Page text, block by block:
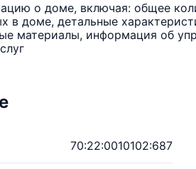
о доме, включая: общее
в доме, детальные
материалы, информация об
70:22:0010102:687